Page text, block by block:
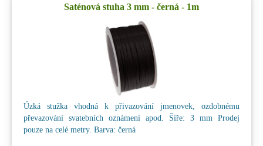
Saténová stuha 3 mm - černá - 1m
Úzká stužka vhodná k přivazování jmenovek, ozdobnému
převazování svatebních oznámení apod. Šíře: 3 mm Prodej
pouze na celé metry. Barva: černá